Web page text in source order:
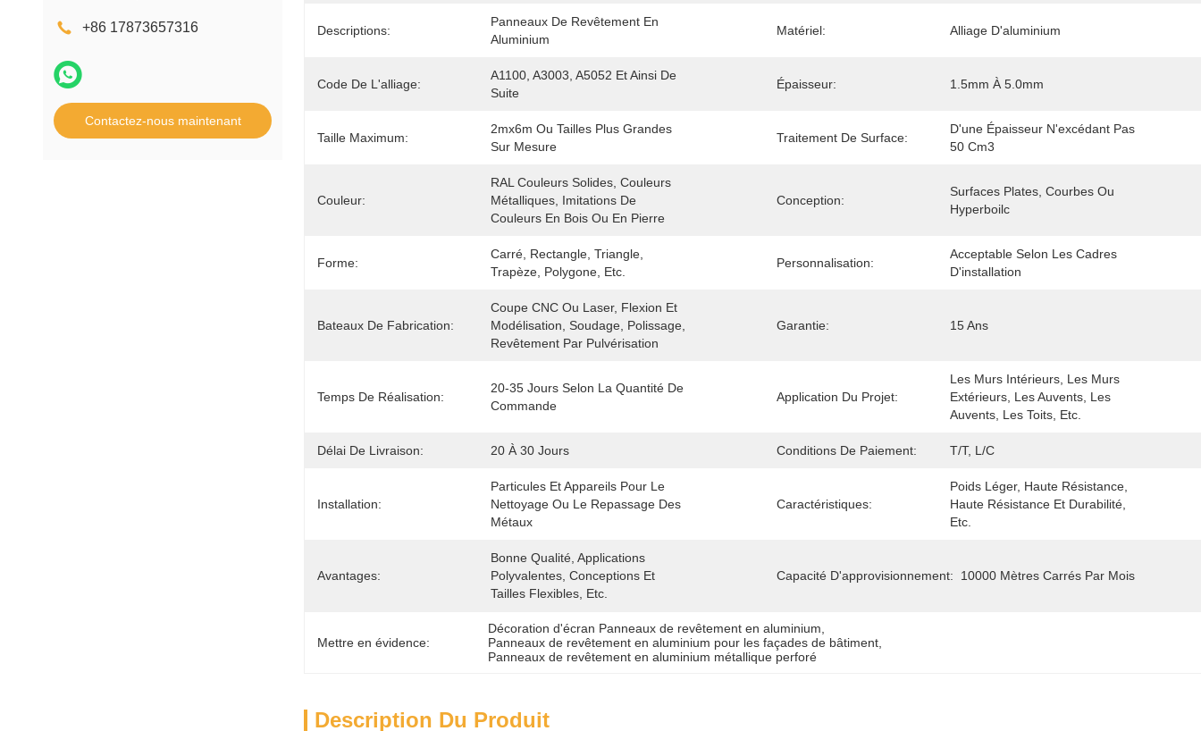
+86 17873657316
Contactez-nous maintenant
Descriptions:
Panneaux De Revêtement En
Aluminium
Matériel: Alliage D'aluminium
Code De L'alliage:
A1100, A3003, A5052 Et Ainsi De
Suite
Épaisseur: 1.5mm À 5.0mm
Taille Maximum:
2mx6m Ou Tailles Plus Grandes
Sur Mesure
Traitement De Surface:
D'une Épaisseur N'excédant Pas
50 Cm3
Couleur:
RAL Couleurs Solides, Couleurs
Métalliques, Imitations De
Couleurs En Bois Ou En Pierre
Conception:
Surfaces Plates, Courbes Ou
Hyperboilc
Forme:
Carré, Rectangle, Triangle,
Trapèze, Polygone, Etc.
Personnalisation:
Acceptable Selon Les Cadres
D'installation
Bateaux De Fabrication:
Coupe CNC Ou Laser, Flexion Et
Modélisation, Soudage, Polissage,
Revêtement Par Pulvérisation
Garantie: 15 Ans
Temps De Réalisation:
20-35 Jours Selon La Quantité De
Commande
Application Du Projet:
Les Murs Intérieurs, Les Murs
Extérieurs, Les Auvents, Les
Auvents, Les Toits, Etc.
Délai De Livraison: 20 À 30 Jours Conditions De Paiement: T/T, L/C
Installation:
Particules Et Appareils Pour Le
Nettoyage Ou Le Repassage Des
Métaux
Caractéristiques:
Poids Léger, Haute Résistance,
Haute Résistance Et Durabilité,
Etc.
Avantages:
Bonne Qualité, Applications
Polyvalentes, Conceptions Et
Tailles Flexibles, Etc.
Capacité D'approvisionnement: 10000 Mètres Carrés Par Mois
Mettre en évidence:
Décoration d'écran Panneaux de revêtement en aluminium
Panneaux de revêtement en aluminium pour les façades de bâtiment
Panneaux de revêtement en aluminium métallique perforé
Description Du Produit